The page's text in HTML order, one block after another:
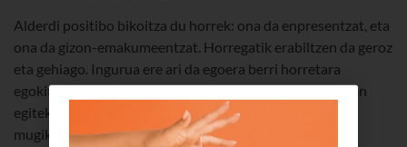
Alderdi positibo bikoitza du horrek: ona da enpresentzat, eta
ona da gizon-emakumeentzat. Horregatik erabiltzen da geroz
eta gehiago. Ingurua ere ari da egoera berri horretara
egokitzen, eta erraztasun gehiago ematen dira etxetik lan
egiteko: gailuak, software-programak eta aplikazio
mugikorrak.